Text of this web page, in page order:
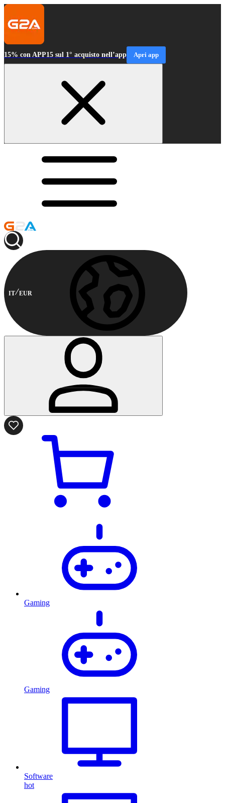
15% con APP15 sul 1° acquisto nell’app Apri app
IT EUR
Gaming
Gaming
Software
hot